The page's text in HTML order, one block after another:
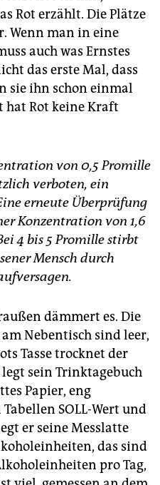
Rot erzählt. Die Plätze
Wenn man in eine
auch was Ernstes
das erste Mal, dass
sie ihn schon einmal
hat Rot keine Kraft
von 0,5 Promille
verboten, ein
erneute Überprüfung
Konzentration von 1,6
4 bis 5 Promille stirbt
Mensch durch
dämmert es. Die
Nebentisch sind leer,
Tasse trocknet der
sein Trinktagebuch
Papier, eng
SOLL-Wert und
er seine Messlatte
das sind
pro Tag,